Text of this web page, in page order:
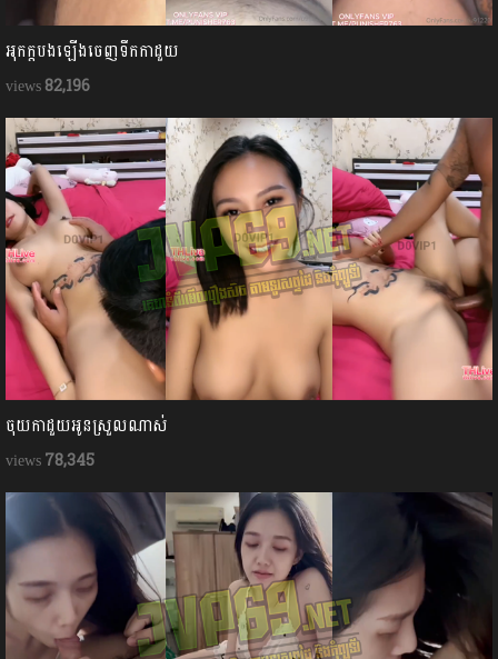
អុកក្ដបងឡើងចេញទឹកកាដួយ
82,196
ចុយកាដួយអូនស្រួលណាស់
78,345